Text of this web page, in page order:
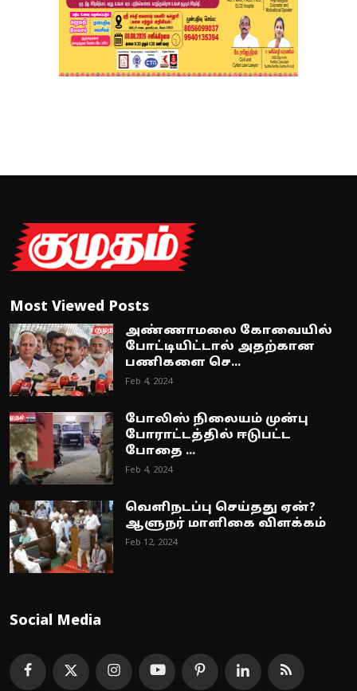
Most Viewed Posts
அண்ணாமலை கோவையில்
போட்டியிட்டால் அதற்கான
பணிகளை செ...
Feb 4, 2024
போலிஸ் நிலையம் முன்பு
போராட்டத்தில் ஈடுபட்ட
போதை ...
Feb 4, 2024
வெளிநடப்பு செய்தது ஏன்?
ஆளுநர் மாளிகை விளக்கம்
Feb 12, 2024
Social Media